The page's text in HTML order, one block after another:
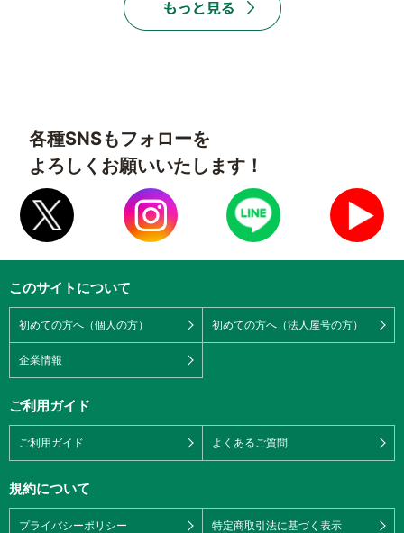
各種SNSもフォローを
よろしくお願いいたします！
このサイトについて
初めての方へ（個人の方） 初めての方へ（法人屋号の方）
企業情報
ご利用ガイド
ご利用ガイド よくあるご質問
規約について
プライバシーポリシー 特定商取引法に基づく表示